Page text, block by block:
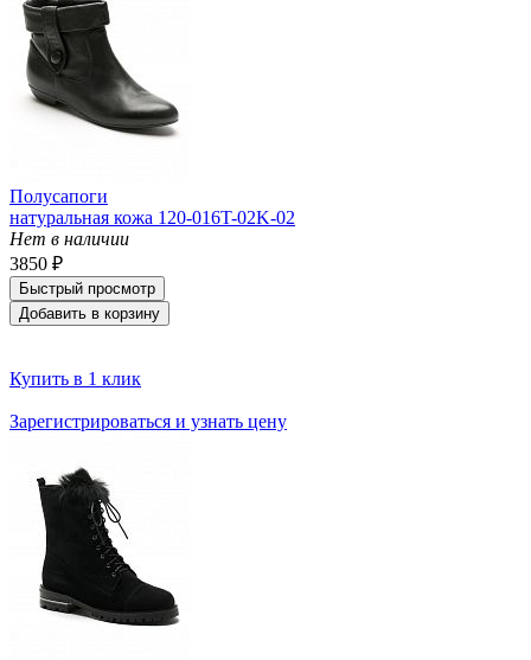
Полусапоги
натуральная кожа 120-016T-02K-02
Нет в наличии
3850 ₽
Быстрый просмотр
Добавить в корзину
Купить в 1 клик
Зарегистрироваться и узнать цену